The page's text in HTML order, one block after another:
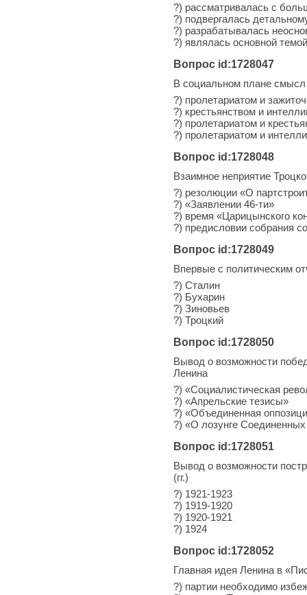
?) рассматривалась с
?) подвергалась
?) разрабатывалась
?) являлась основной
Вопрос id:1728047
В социальном плане
?) пролетариатом и
?) крестьянством и
?) пролетариатом и
?) пролетариатом и
Вопрос id:1728048
Взаимное неприятие
?) резолюции «О
?) «Заявлении 46-ти»
?) время «Царицынского
?) предисловии собрания
Вопрос id:1728049
Впервые с политическим
?) Сталин
?) Бухарин
?) Зиновьев
?) Троцкий
Вопрос id:1728050
Вывод о возможности
Ленина
?) «Социалистическая
?) «Апрельские тезисы»
?) «Объединенная
?) «О лозунге
Вопрос id:1728051
Вывод о возможности
(гг.)
?) 1921-1923
?) 1919-1920
?) 1920-1921
?) 1924
Вопрос id:1728052
Главная идея Ленина в
?) партии необходимо